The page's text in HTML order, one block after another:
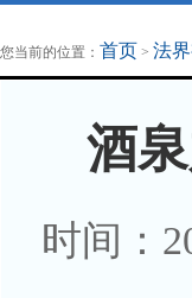
地方法治联播
律师律所
您当前的位置： 首页 > 法
酒
时间：